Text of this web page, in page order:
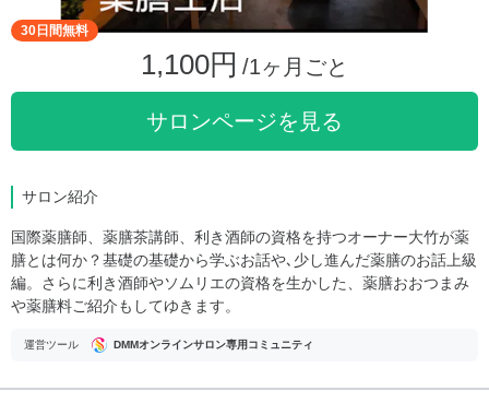
30日間無料
1,100円 /1ヶ月ごと
サロンページを見る
サロン紹介
国際薬膳師、薬膳茶講師、利き酒師の資格を持つオーナー大竹が薬
膳とは何か？基礎の基礎から学ぶお話や､少し進んだ薬膳のお話上級
編。さらに利き酒師やソムリエの資格を生かした、薬膳おおつまみ
や薬膳料ご紹介もしてゆきます。
運営ツール DMMオンラインサロン専用コミュニティ